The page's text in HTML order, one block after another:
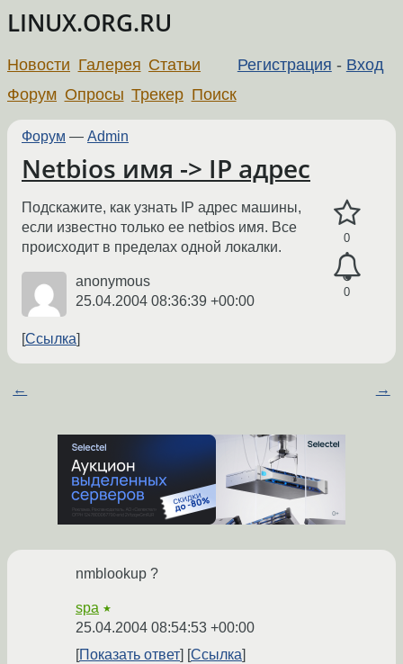
LINUX.ORG.RU
Регистрация - Вход
Новости Галерея Статьи
Форум Опросы Трекер Поиск
Форум — Admin
Netbios имя -> IP адрес
0
0
Подскажите, как узнать IP адрес машины,
если известно только ее netbios имя. Все
происходит в пределах одной локалки.
anonymous
25.04.2004 08:36:39 +00:00
Ссылка
← →
nmblookup ?
spa ★
25.04.2004 08:54:53 +00:00
Показать ответ
Ссылка